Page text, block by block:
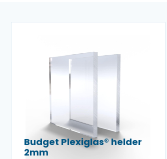
Budget Plexiglas® helder
2mm